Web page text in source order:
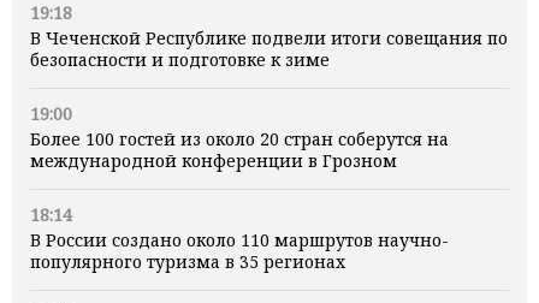
19:18
В Чеченской Республике подвели итоги совещания по
безопасности и подготовке к зиме
19:00
Более 100 гостей из около 20 стран соберутся на
международной конференции в Грозном
18:14
В России создано около 110 маршрутов научно-
популярного туризма в 35 регионах